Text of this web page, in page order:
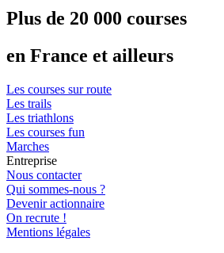
Plus de 20 000 courses
en France et ailleurs
Les courses sur route
Les trails
Les triathlons
Les courses fun
Marches
Entreprise
Nous contacter
Qui sommes-nous ?
Devenir actionnaire
On recrute !
Mentions légales